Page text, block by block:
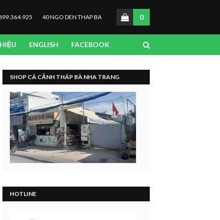
40 NGO DEN THAP BA 0
ENGLISH FACEBOOK
SHOP CÁ CẢNH THÁP BÀ NHA TRANG
HOTLINE